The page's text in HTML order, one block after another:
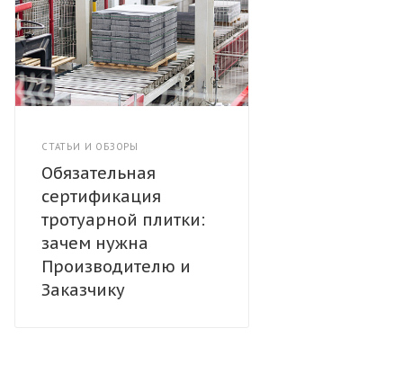
СТАТЬИ И ОБЗОРЫ
Обязательная
сертификация
тротуарной плитки:
зачем нужна
Производителю и
Заказчику